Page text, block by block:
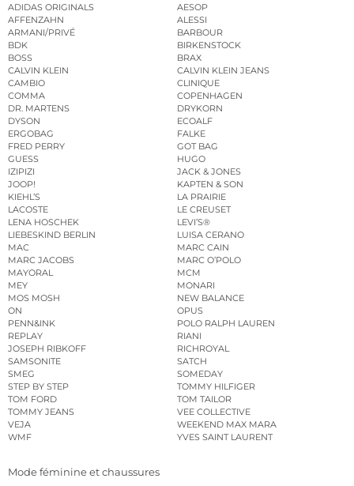
ADIDAS ORIGINALS
AESOP
AFFENZAHN
ALESSI
ARMANI/PRIVÉ
BARBOUR
BDK
BIRKENSTOCK
BOSS
BRAX
CALVIN KLEIN
CALVIN KLEIN JEANS
CAMBIO
CLINIQUE
COMMA
COPENHAGEN
DR. MARTENS
DRYKORN
DYSON
ECOALF
ERGOBAG
FALKE
FRED PERRY
GOT BAG
GUESS
HUGO
IZIPIZI
JACK & JONES
JOOP!
KAPTEN & SON
KIEHL’S
LA PRAIRIE
LACOSTE
LE CREUSET
LENA HOSCHEK
LEVI’S®
LIEBESKIND BERLIN
LUISA CERANO
MAC
MARC CAIN
MARC JACOBS
MARC O’POLO
MAYORAL
MCM
MEY
MONARI
MOS MOSH
NEW BALANCE
ON
OPUS
PENN&INK
POLO RALPH LAUREN
REPLAY
RIANI
JOSEPH RIBKOFF
RICHROYAL
SAMSONITE
SATCH
SMEG
SOMEDAY
STEP BY STEP
TOMMY HILFIGER
TOM FORD
TOM TAILOR
TOMMY JEANS
VEE COLLECTIVE
VEJA
WEEKEND MAX MARA
WMF
YVES SAINT LAURENT
Mode féminine et chaussures